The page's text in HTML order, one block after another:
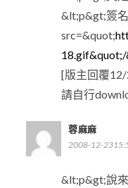
&lt;p&gt;簽
src=&quot;
[版主回覆
請自行
蓉麻麻
2008-12-
&lt;p&gt;說